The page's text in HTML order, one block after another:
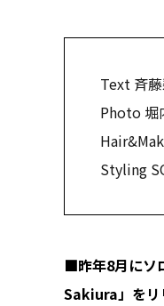
Text 斉
Photo 堀
Styling
■昨年8月にソ
Sakiura」をリ